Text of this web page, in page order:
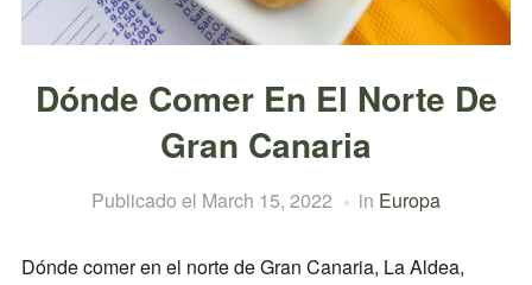
Dónde Comer En El Norte De
Gran Canaria
Publicado el March 15, 2022 in Europa
Dónde comer en el norte de Gran Canaria, La Aldea,